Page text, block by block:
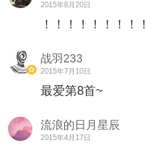
2015年8月20日
！！！！！！！！！
战羽233
2015年7月10日
最爱第8首~
流浪的日月星辰
2015年4月17日